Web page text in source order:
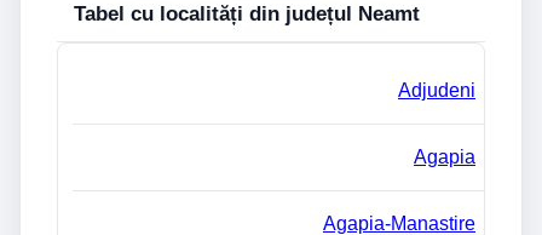
Tabel cu localități din județul Neamt
Adjudeni
Agapia
Agapia-Manastire